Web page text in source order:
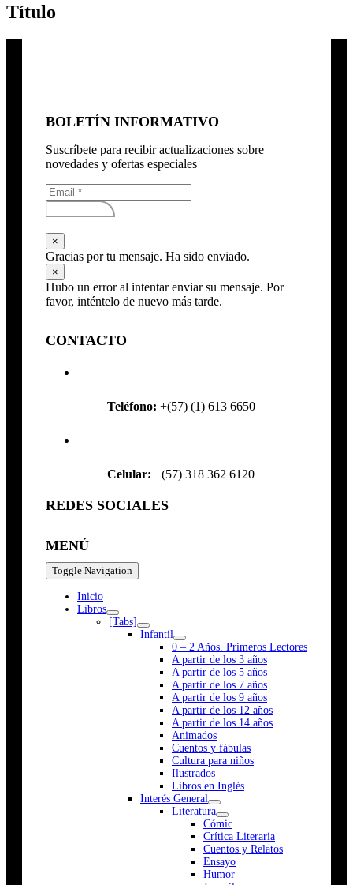
Título
BOLETÍN INFORMATIVO
Suscríbete para recibir actualizaciones sobre
novedades y ofertas especiales
Subscribirse
×
Gracias por tu mensaje. Ha sido enviado.
×
Hubo un error al intentar enviar su mensaje. Por
favor, inténtelo de nuevo más tarde.
CONTACTO
Teléfono: +(57) (1) 613 6650
Celular: +(57) 318 362 6120
REDES SOCIALES
MENÚ
Toggle Navigation
Inicio
Libros
[Tabs]
Infantil
0 – 2 Años. Primeros Lectores
A partir de los 3 años
A partir de los 5 años
A partir de los 7 años
A partir de los 9 años
A partir de los 12 años
A partir de los 14 años
Animados
Cuentos y fábulas
Cultura para niños
Ilustrados
Libros en Inglés
Interés General
Literatura
Cómic
Crítica Literaria
Cuentos y Relatos
Ensayo
Humor